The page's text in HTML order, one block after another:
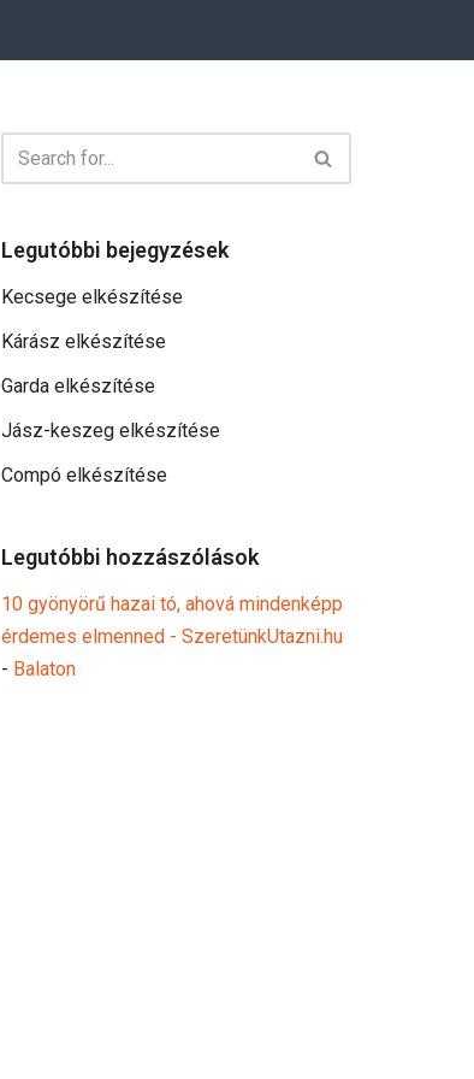
Legutóbbi bejegyzések
Kecsege elkészítése
Kárász elkészítése
Garda elkészítése
Jász-keszeg elkészítése
Compó elkészítése
Legutóbbi hozzászólások
10 gyönyörű hazai tó, ahová mindenképp
érdemes elmenned - SzeretünkUtazni.hu
- Balaton